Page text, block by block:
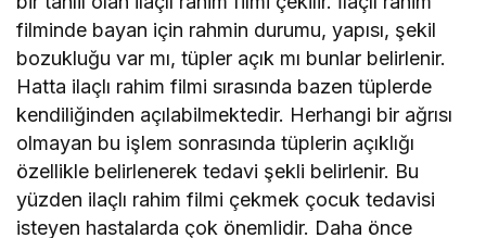
filminde bayan için rahmin durumu, yapısı, şekil
bozukluğu var mı, tüpler açık mı bunlar belirlenir.
Hatta ilaçlı rahim filmi sırasında bazen tüplerde
kendiliğinden açılabilmektedir. Herhangi bir ağrısı
olmayan bu işlem sonrasında tüplerin açıklığı
özellikle belirlenerek tedavi şekli belirlenir. Bu
yüzden ilaçlı rahim filmi çekmek çocuk tedavisi
isteyen hastalarda çok önemlidir. Daha önce